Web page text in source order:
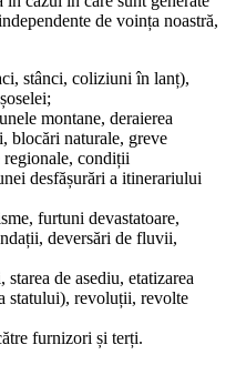
de voința noastră,
stânci, coliziuni în lanț),
montane, deraierea
blocări naturale, greve
regionale, condiții
desfășurări a itinerariului
furtuni devastatoare,
deversări de fluvii,
starea de asediu, etatizarea
statului), revoluții, revolte
furnizori și terți.